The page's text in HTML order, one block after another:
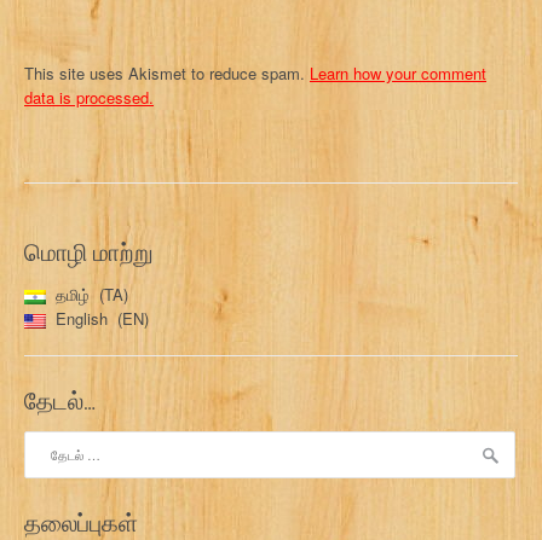
This site uses Akismet to reduce spam. Learn how your comment
data is processed.
மொழி மாற்று
தமிழ்
TA
English
EN
தேடல்…
தேடு:
தலைப்புகள்